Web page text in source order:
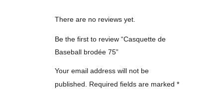
There are no reviews yet.
Be the first to review “Casquette de
Baseball brodée 75”
Your email address will not be
published.
Required fields are marked *